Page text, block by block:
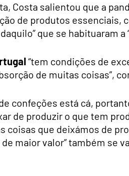
Costa salientou que a
de produtos essenciais,
que se habituaram a
“tem condições de
de muitas coisas”,
confeções está cá,
de produzir o que tem
coisas que deixámos de
de maior valor” também se